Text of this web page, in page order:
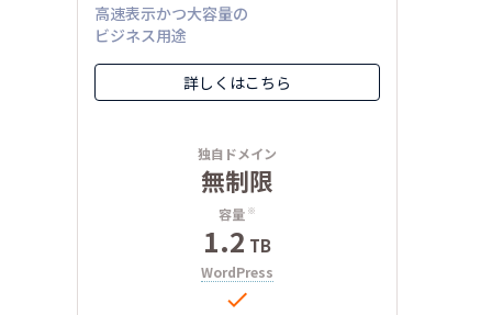
高速表示かつ大容量の
ビジネス用途
詳しくはこちら
独自ドメイン
無制限
容量 ※
1.2 TB
WordPress
